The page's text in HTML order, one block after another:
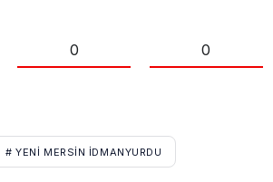
0 0
# YENI MERSIN İDMANYURDU